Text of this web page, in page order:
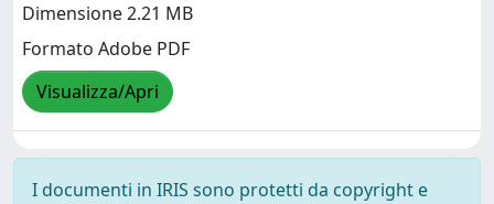
Dimensione 2.21 MB
Formato Adobe PDF
Visualizza/Apri
I documenti in IRIS sono protetti da copyright e